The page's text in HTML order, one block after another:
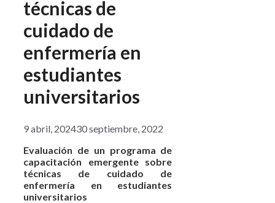
técnicas de
cuidado de
enfermería en
estudiantes
universitarios
9 abril, 202430 septiembre, 2022
Evaluación de un programa de
capacitación emergente sobre
técnicas de cuidado de
enfermería en estudiantes
universitarios